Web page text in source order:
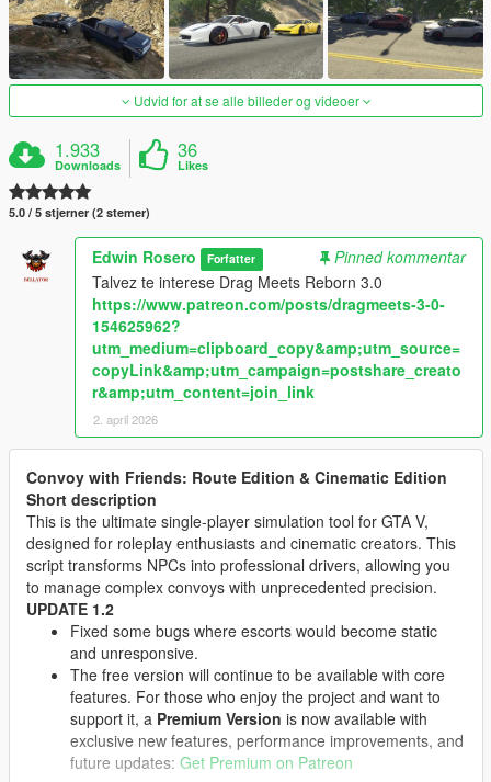
Udvid for at se alle billeder og videoer
1.933
Downloads
36
Likes
5.0 / 5 stjerner (2 stemer)
Edwin Rosero Forfatter
Pinned kommentar
Talvez te interese Drag Meets Reborn 3.0
https://www.patreon.com/posts/dragmeets-3-0-
154625962?
utm_medium=clipboard_copy&amp;utm_source=
copyLink&amp;utm_campaign=postshare_creato
r&amp;utm_content=join_link
2. april 2026
Convoy with Friends: Route Edition & Cinematic Edition
Short description
This is the ultimate single-player simulation tool for GTA V,
designed for roleplay enthusiasts and cinematic creators. This
script transforms NPCs into professional drivers, allowing you
to manage complex convoys with unprecedented precision.
UPDATE 1.2
Fixed some bugs where escorts would become static
and unresponsive.
The free version will continue to be available with core
features. For those who enjoy the project and want to
support it, a Premium Version is now available with
exclusive new features, performance improvements, and
future updates: Get Premium on Patreon